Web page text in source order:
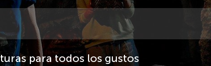
para todos los gustos